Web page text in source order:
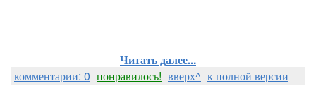
Читать далее...
комментарии: 0 понравилось! вверх^ к полной версии